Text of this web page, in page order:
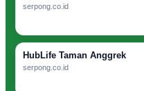
serpong.co.id
HubLife Taman Anggrek
serpong.co.id